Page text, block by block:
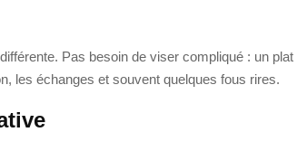
Pas besoin de viser compliqué : un
les échanges et souvent quelques fous rires.